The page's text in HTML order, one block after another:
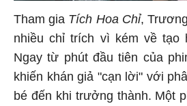
Tham gia Tích Hoa Chỉ,
nhiều chỉ trích vì kém về tạo
Ngay từ phút đầu tiên của
khiến khán giả "cạn lời" với
bé đến khi trưởng thành. Một